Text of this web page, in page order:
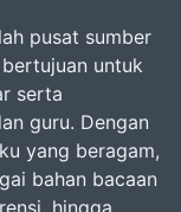
pusat sumber
untuk
serta
guru. Dengan
yang beragam,
bahan bacaan
hingga